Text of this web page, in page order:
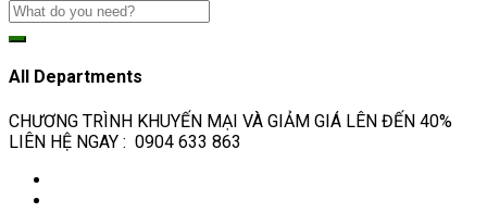
All Departments
CHƯƠNG TRÌNH KHUYẾN MẠI VÀ GIẢM GIÁ LÊN ĐẾN 40%
LIÊN HỆ NGAY : 0904 633 863